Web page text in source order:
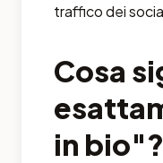
traffico dei
Cosa
in bio"?